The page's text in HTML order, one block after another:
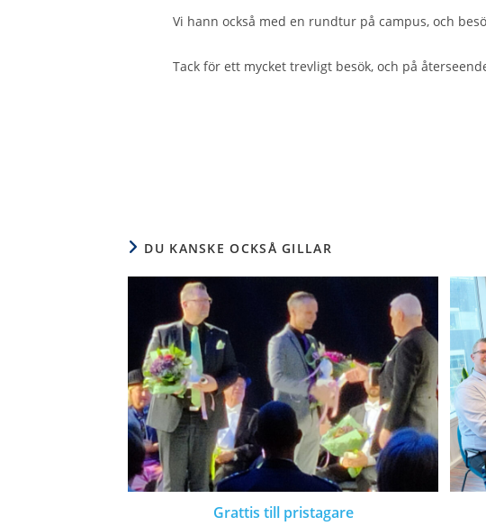
Vi hann också med en rundtur på campus, och
Tack för ett mycket trevligt besök, och på
DU KANSKE OCKSÅ GILLAR
Grattis till pristagare